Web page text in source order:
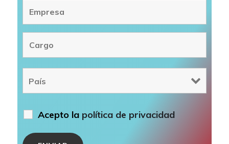
Acepto la política de privacidad